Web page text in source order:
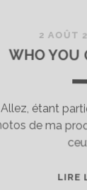
2 AOÛT
WHO YOU
Allez, étant
photos de ma
LIRE